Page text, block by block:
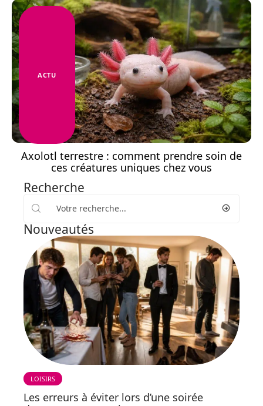
ACTU
Axolotl terrestre : comment prendre soin de
ces créatures uniques chez vous
Recherche
Nouveautés
LOISIRS
Les erreurs à éviter lors d’une soirée